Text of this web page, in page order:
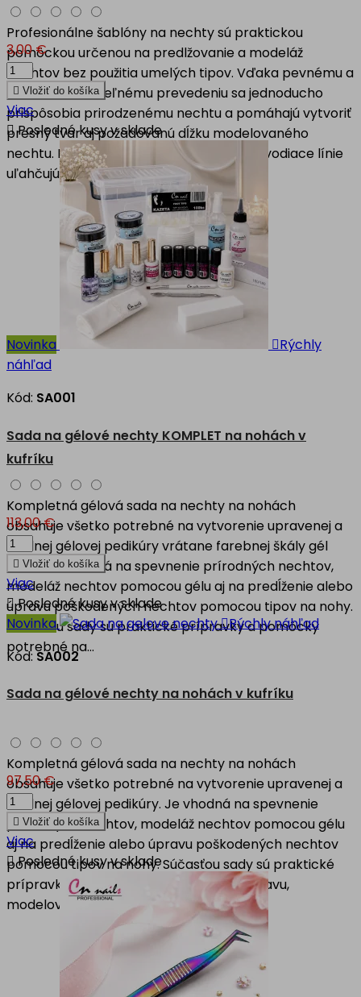
Profesionálne šablóny na nechty sú praktickou
pomôckou určenou na predlžovanie a modeláž
nechtov bez použitia umelých tipov. Vďaka pevnému a
dobre tvarovateľnému prevedeniu sa jednoducho
prispôsobia prirodzenému nechtu a pomáhajú vytvoriť
presný tvar aj požadovanú dĺžku modelovaného
nechtu. Prehľadná mriežka a vyznačené vodiace línie
uľahčujú kontrolu...
3,00 €
 Vložiť do košíka
Viac
Posledné kusy v sklade
Novinka Rýchly
náhľad
Kód: SA001
Sada na gélové nechty KOMPLET na nohách v
kufríku
Kompletná gélová sada na nechty na nohách
obsahuje všetko potrebné na vytvorenie upravenej a
odolnej gélovej pedikúry vrátane farebnej škály gél
lakov. Je vhodná na spevnenie prírodných nechtov,
modeláž nechtov pomocou gélu aj na predĺženie alebo
úpravu poškodených nechtov pomocou tipov na nohy.
Súčasťou sady sú praktické prípravky a pomôcky
potrebné na...
113,00 €
 Vložiť do košíka
Viac
Posledné kusy v sklade
Novinka
Rýchly náhľad
Kód:SA002
Sada na gélové nechty na nohách v kufríku
Kompletná gélová sada na nechty na nohách
obsahuje všetko potrebné na vytvorenie upravenej a
odolnej gélovej pedikúry. Je vhodná na spevnenie
prírodných nechtov, modeláž nechtov pomocou gélu
aj na predĺženie alebo úpravu poškodených nechtov
pomocou tipov na nohy. Súčasťou sady sú praktické
prípravky a pomôcky potrebné na prípravu,
modelovanie aj konečnú...
97,50 €
 Vložiť do košíka
Viac
Posledné kusy v sklade